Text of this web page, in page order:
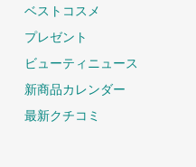
ベストコスメ
プレゼント
ビューティニュース
新商品カレンダー
最新クチコミ